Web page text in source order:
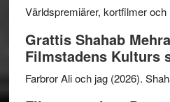
Världspremiärer, kortfilmer
Grattis Shahab
Filmstadens Kulturs
Farbror Ali och jag (2026).